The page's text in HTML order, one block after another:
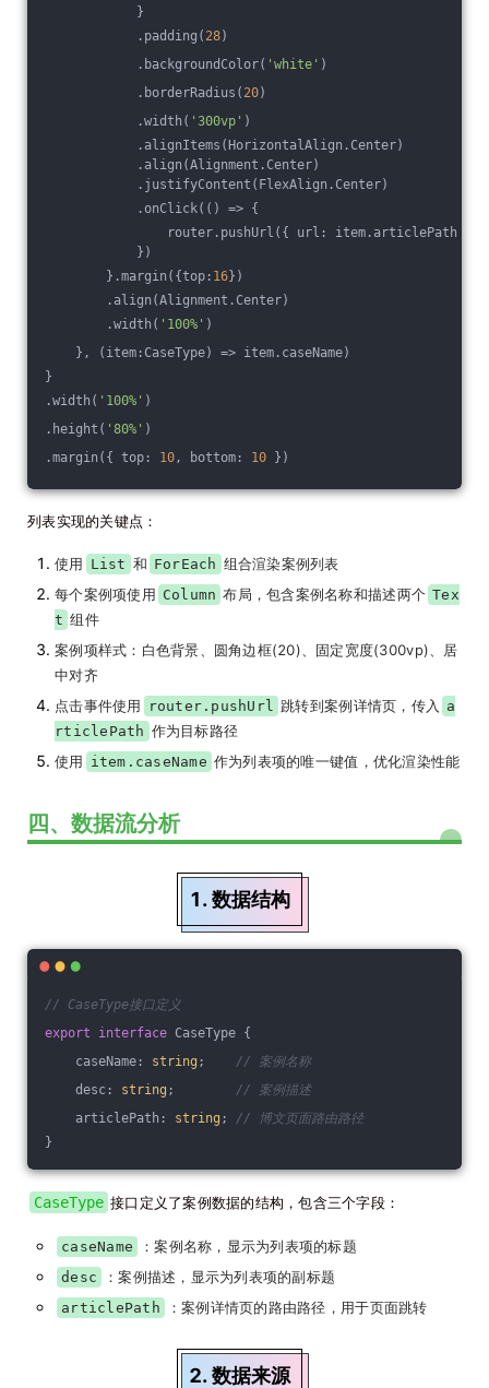
}
.padding( 28)
.backgroundColor( 'white' )
.borderRadius( 20)
.width( '300vp' )
.alignItems(HorizontalAlign.Center)
.align(Alignment.Center)
.justifyContent(FlexAlign.Center)
.onClick( () => {
router.pushUrl({ url: item.articlePath });
})
}.margin({top: 16})
.align(Alignment.Center)
.width( '100%' )
},
( item:CaseType) => item.caseName)
}
.width( '100%' )
.height( '80%' )
.margin({ top: 10, bottom: 10 })
列表实现的关键点：
使用 List 和 ForEach 组合渲染案例列表
每个案例项使用 Column 布局，包含案例名称和描述两个 Tex
t 组件
案例项样式：白色背景、圆角边框(20)、固定宽度(300vp)、居
中对齐
点击事件使用
router.pushUrl 跳转到案例详情页，传入
a
rticlePath 作为目标路径
使用 item.caseName 作为列表项的唯一键值，优化渲染性能
四、数据流分析
1. 数据结构
// CaseType接口定义
export
interface CaseType {
caseName: string ; // 案例名称
desc: string ; // 案例描述
articlePath: string ; // 博文页面路由路径
}
CaseType 接口定义了案例数据的结构，包含三个字段：
caseName ：案例名称，显示为列表项的标题
desc ：案例描述，显示为列表项的副标题
articlePath ：案例详情页的路由路径，用于页面跳转
2. 数据来源